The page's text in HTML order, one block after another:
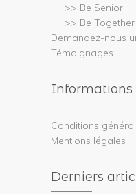
>> Be Senior
>> Be Together
Demandez-nous
Témoignages
Informations
Conditions
Mentions légales
Derniers